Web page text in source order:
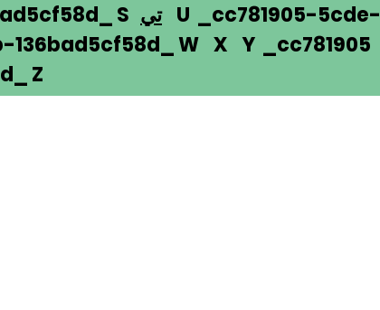
S تيU _cc781905-5cde-
136bad5cf58d_ W X Y _cc781905
Z